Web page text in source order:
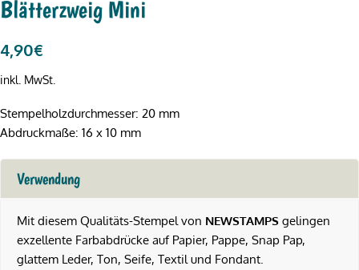
Blätterzweig Mini
4,90€
inkl. MwSt.
Stempelholzdurchmesser: 20 mm
Abdruckmaße: 16 x 10 mm
Verwendung
Mit diesem Qualitäts-Stempel von NEWSTAMPS gelingen
exzellente Farbabdrücke auf Papier, Pappe, Snap Pap,
glattem Leder, Ton, Seife, Textil und Fondant.